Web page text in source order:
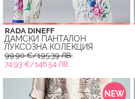
RADA DINEFF
ДАМСКИ ПАНТАЛОН
ЛУКСОЗНА КОЛЕКЦИЯ
99.90 €/195.39 ЛВ.
74.93 €/146.54 ЛВ.
NEW